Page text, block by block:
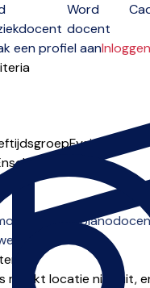
menu
Word
docent
een profiel aanInloggen
Fysiek
geen
leerlingen.
maakt locatie niet uit,